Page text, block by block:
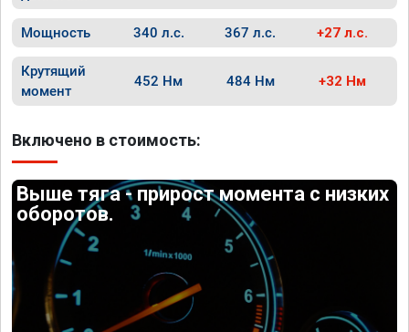
Мощность 340 л.с. 367 л.с. +27 л.с.
Крутящий
момент
452 Нм 484 Нм +32 Нм
Включено в стоимость:
Выше тяга - прирост момента с низких
оборотов.